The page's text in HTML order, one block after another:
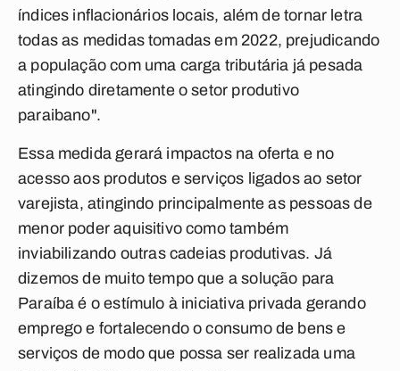
índices inflacionários locais, além de tornar letra
todas as medidas tomadas em 2022, prejudicando
a população com uma carga tributária já pesada
atingindo diretamente o setor produtivo
paraibano".
Essa medida gerará impactos na oferta e no
acesso aos produtos e serviços ligados ao setor
varejista, atingindo principalmente as pessoas de
menor poder aquisitivo como também
inviabilizando outras cadeias produtivas. Já
dizemos de muito tempo que a solução para
Paraíba é o estímulo à iniciativa privada gerando
emprego e fortalecendo o consumo de bens e
serviços de modo que possa ser realizada uma